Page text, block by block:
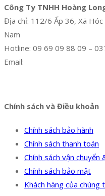
Công Ty TNHH Hoàng
Địa chỉ: 112/6 Ấp 36, Xã Hóc
Nam
Hotline: 09 69 09 88 09 –
Email:
Chính sách và Điều khoản
Chính sách bảo hành
Chính sách thanh toán
Chính sách vận chuyển
Chính sách bảo mật
Khách hàng của chúng